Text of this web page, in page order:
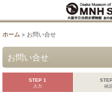
ホーム > お問い合せ
お問い合せ
STEP 1
入力
確